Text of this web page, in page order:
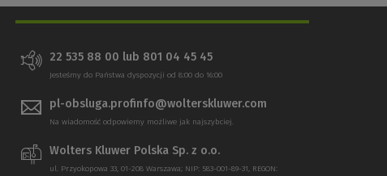
22 535 88 00 lub 801 04 45 45
Jesteśmy do Państwa dyspozycji od 8:00 do 16:00
pl-obsluga.profinfo@wolterskluwer.com
Na wiadomość odpowiemy możliwe jak najszybciej.
Wolters Kluwer Polska Sp. z o.o.
ul. Przyokopowa 33, 01-208 Warszawa; NIP: 583-001-89-31, REGON: